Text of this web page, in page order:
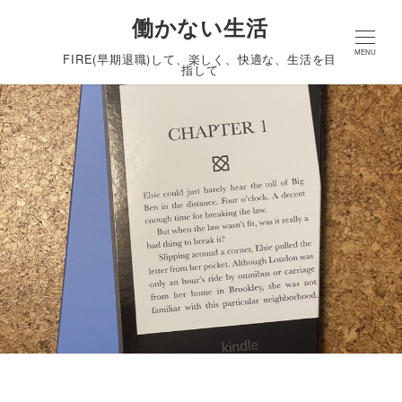
働かない生活
FIRE(早期退職)して、楽しく、快適な、生活を目
指して
MENU